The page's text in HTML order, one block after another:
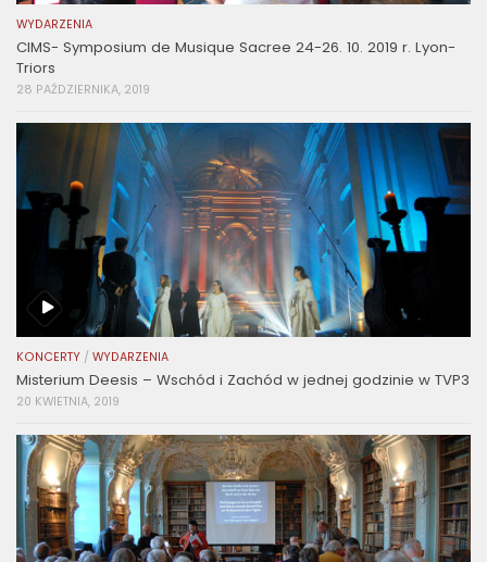
WYDARZENIA
CIMS- Symposium de Musique Sacree 24-26. 10. 2019 r. Lyon-
Triors
28 PAŹDZIERNIKA, 2019
KONCERTY / WYDARZENIA
Misterium Deesis – Wschód i Zachód w jednej godzinie w TVP3
20 KWIETNIA, 2019